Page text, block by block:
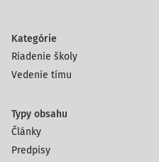
Kategórie
Riadenie školy
Vedenie tímu
Typy obsahu
Články
Predpisy